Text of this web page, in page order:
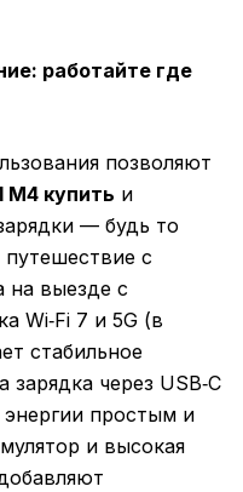
работайте где
позволяют
M4 купить и
— будь то
с
на выезде с
Wi‑Fi 7 и 5G (в
стабильное
через USB‑C
простым и
и высокая